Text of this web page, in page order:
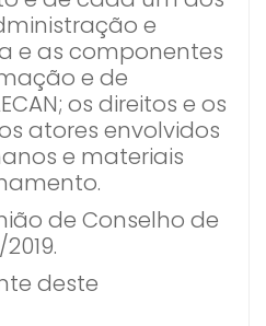
e
e as componentes
e de
os direitos e os
atores envolvidos
e materiais
de Conselho de
deste